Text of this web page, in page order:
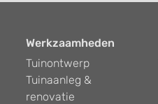
Werkzaamheden
Tuinontwerp
Tuinaanleg &
renovatie